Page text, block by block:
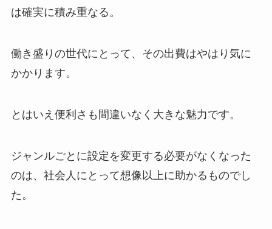
は確実に積み重なる。
働き盛りの世代にとって、その出費はやはり気に
かかります。
とはいえ便利さも間違いなく大きな魅力です。
ジャンルごとに設定を変更する必要がなくなった
のは、社会人にとって想像以上に助かるものでし
た。